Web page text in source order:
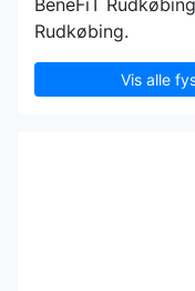
BeneFiT
Rudkøbing.
Vis alle